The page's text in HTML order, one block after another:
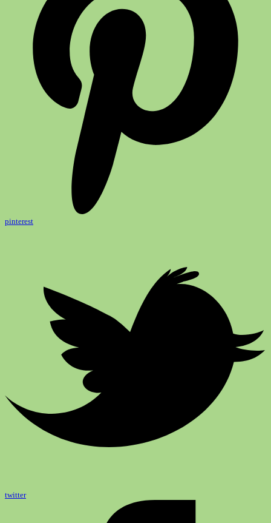
pinterest
twitter